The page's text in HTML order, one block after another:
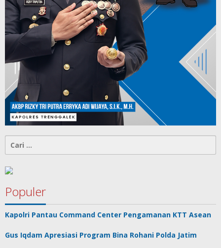
untuk:
Populer
Kapolri Pantau Command Center Pengamanan KTT Asean
Gus Iqdam Apresiasi Program Bina Rohani Polda Jatim